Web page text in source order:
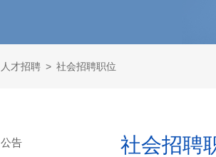
人才招聘 > 社会招聘职位
公告 社会招聘